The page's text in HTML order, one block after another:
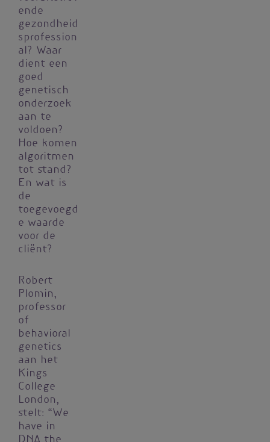
ende
gezondheid
sprofession
al? Waar
dient een
goed
genetisch
onderzoek
aan te
voldoen?
Hoe komen
algoritmen
tot stand?
En wat is
de
toegevoegd
e waarde
voor de
cliënt?
Robert
Plomin,
professor
of
behavioral
genetics
aan het
Kings
College
London,
stelt: “We
have in